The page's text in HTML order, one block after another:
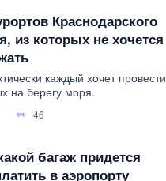
Краснодарского
из которых не хочется
каждый хочет провести
на берегу моря.
46
багаж придется
в аэропорту